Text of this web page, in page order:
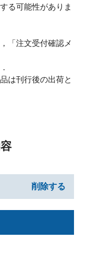
る可能性がありま
「注文受付確認メ
は刊行後の出荷と
削除する